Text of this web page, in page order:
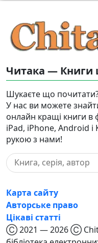
Читака —
Шукаєте що
У нас ви можете
онлайн кращі книги
iPad, iPhone, Android і
рукою з нами!
Карта сайту
Авторське право
Цікаві статті
Ⓒ 2021 — 2026 Ⓒ